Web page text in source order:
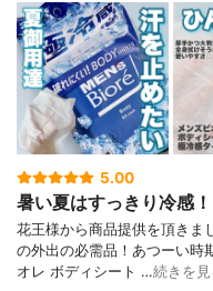
5.00
暑い夏はすっきり冷感！
花王様から商品提供を頂きま
の外出の必需品！あつーい時
オレ ボディシート …続きを見